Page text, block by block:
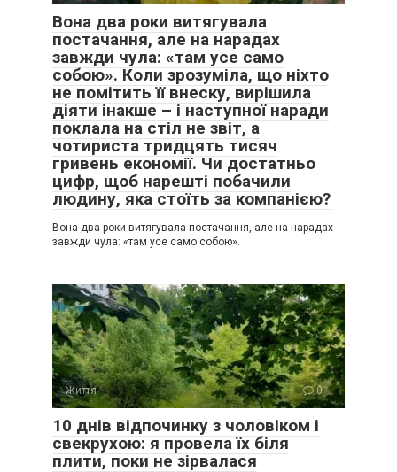
Вона два роки витягувала
постачання, але на нарадах
завжди чула: «там усе само
собою». Коли зрозуміла, що ніхто
не помітить її внеску, вирішила
діяти інакше – і наступної наради
поклала на стіл не звіт, а
чотириста тридцять тисяч
гривень економії. Чи достатньо
цифр, щоб нарешті побачили
людину, яка стоїть за компанією?
Вона два роки витягувала постачання, але на нарадах
завжди чула: «там усе само собою».
Життя 0
10 днів відпочинку з чоловіком і
свекрухою: я провела їх біля
плити, поки не зірвалася